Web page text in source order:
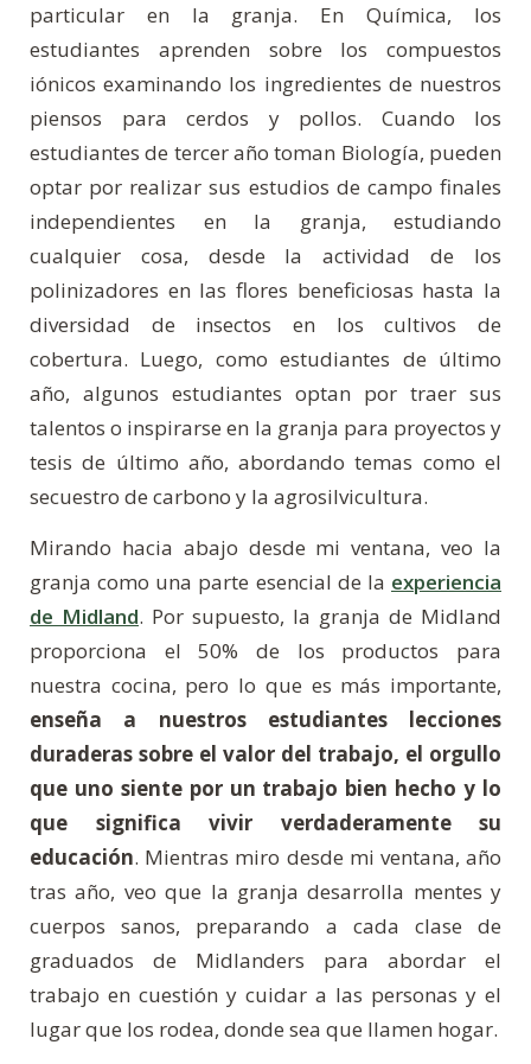
particular en la granja. En Química, los
estudiantes aprenden sobre los compuestos
iónicos examinando los ingredientes de nuestros
piensos para cerdos y pollos. Cuando los
estudiantes de tercer año toman Biología, pueden
optar por realizar sus estudios de campo finales
independientes en la granja, estudiando
cualquier cosa, desde la actividad de los
polinizadores en las flores beneficiosas hasta la
diversidad de insectos en los cultivos de
cobertura. Luego, como estudiantes de último
año, algunos estudiantes optan por traer sus
talentos o inspirarse en la granja para proyectos y
tesis de último año, abordando temas como el
secuestro de carbono y la agrosilvicultura.
Mirando hacia abajo desde mi ventana, veo la
granja como una parte esencial de la experiencia
de Midland. Por supuesto, la granja de Midland
proporciona el 50% de los productos para
nuestra cocina, pero lo que es más importante,
enseña a nuestros estudiantes lecciones
duraderas sobre el valor del trabajo, el orgullo
que uno siente por un trabajo bien hecho y lo
que significa vivir verdaderamente su
educación. Mientras miro desde mi ventana, año
tras año, veo que la granja desarrolla mentes y
cuerpos sanos, preparando a cada clase de
graduados de Midlanders para abordar el
trabajo en cuestión y cuidar a las personas y el
lugar que los rodea, donde sea que llamen hogar.